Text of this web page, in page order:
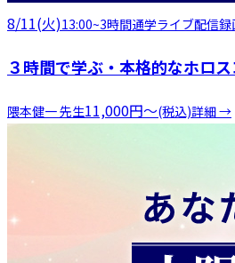
8/11(火)13:00~3時間通学ライブ配信録
３時間で学ぶ・本格的なホロ
隈本健一先生11,000円〜(税込)詳細 →